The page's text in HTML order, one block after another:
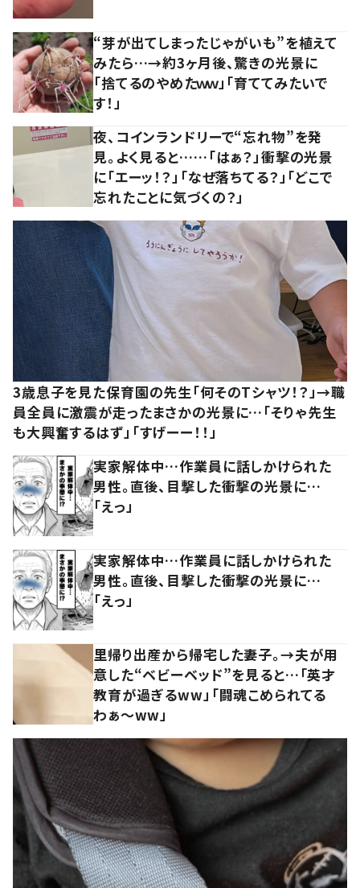
“芽が出てしまったじゃがいも”を植えて
みたら…→約3ヶ月後、驚きの光景に
「捨てるのやめたｗｗ」「育ててみたいで
す！」
夜、コインランドリーで“忘れ物”を発
見。よく見ると……「はぁ？」衝撃の光景
に「エーッ！？」「なぜ落ちてる？」「どこで
忘れたことに気づくの？」
3歳息子を見た保育園の先生「何そのTシャツ！？」→職
員全員に激震が走ったまさかの光景に…「そりゃ先生
も大興奮するはず」「すげーー！！」
実家解体中…作業員に話しかけられた
男性。直後、目撃した衝撃の光景に…
「えっ」
実家解体中…作業員に話しかけられた
男性。直後、目撃した衝撃の光景に…
「えっ」
里帰り出産から帰宅した妻子。→夫が用
意した“ベビーベッド”を見ると…「英才
教育が過ぎるww」「闘魂こめられてる
わぁ～ww」